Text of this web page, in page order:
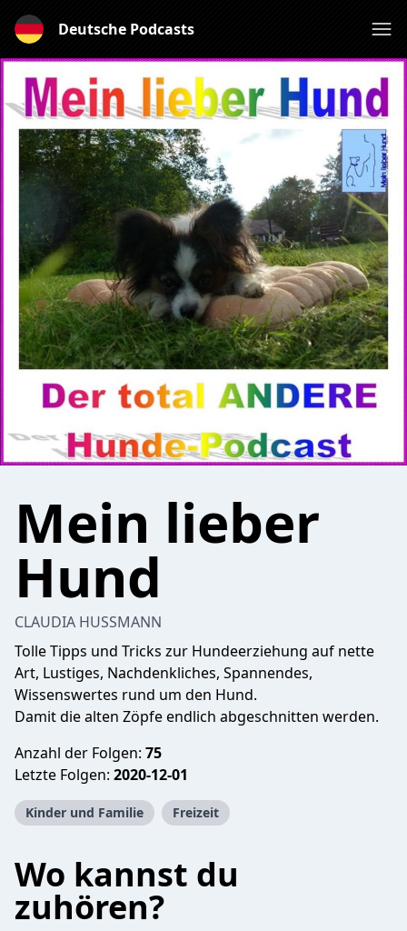
Deutsche Podcasts
Mein lieber
Hund
CLAUDIA HUSSMANN
Tolle Tipps und Tricks zur Hundeerziehung auf nette
Art, Lustiges, Nachdenkliches, Spannendes,
Wissenswertes rund um den Hund.
Damit die alten Zöpfe endlich abgeschnitten werden.
Anzahl der Folgen: 75
Letzte Folgen: 2020-12-01
Kinder und Familie Freizeit
Wo kannst du
zuhören?